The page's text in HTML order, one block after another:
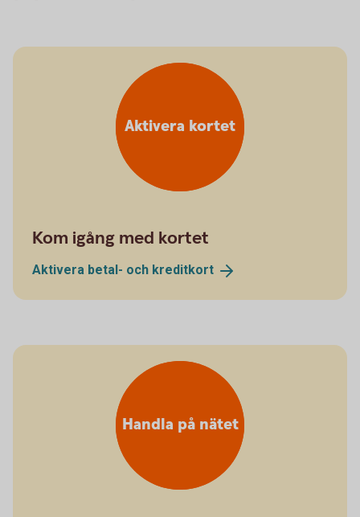
Aktivera kortet
Kom igång med kortet
Aktivera betal- och kreditkort
Handla på nätet